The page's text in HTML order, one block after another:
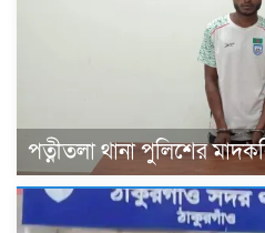
পত্নীতলা থানা পুলিশের